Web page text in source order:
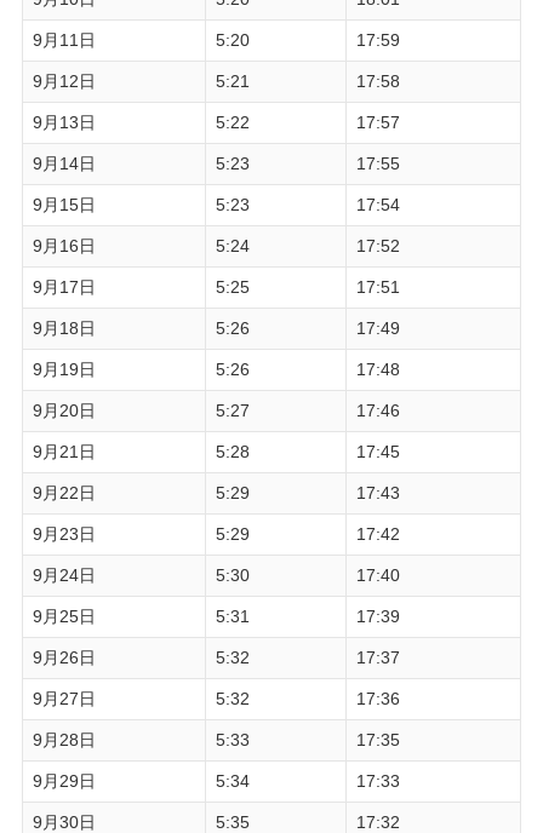
9月11日 5:20 17:59
9月12日 5:21 17:58
9月13日 5:22 17:57
9月14日 5:23 17:55
9月15日 5:23 17:54
9月16日 5:24 17:52
9月17日 5:25 17:51
9月18日 5:26 17:49
9月19日 5:26 17:48
9月20日 5:27 17:46
9月21日 5:28 17:45
9月22日 5:29 17:43
9月23日 5:29 17:42
9月24日 5:30 17:40
9月25日 5:31 17:39
9月26日 5:32 17:37
9月27日 5:32 17:36
9月28日 5:33 17:35
9月29日 5:34 17:33
9月30日 5:35 17:32